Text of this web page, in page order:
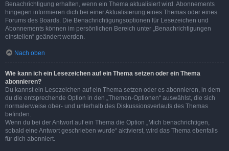
Benachrichtigung erhalten, wenn ein Thema aktualisiert wird. Abonnements
hingegen informieren dich bei einer Aktualisierung eines Themas oder eines
Forums des Boards. Die Benachrichtigungsoptionen für Lesezeichen und
Abonnements können im persönlichen Bereich unter „Benachrichtigungen
einstellen“ geändert werden.
Nach oben
Wie kann ich ein Lesezeichen auf ein Thema setzen oder ein Thema
abonnieren?
Du kannst ein Lesezeichen auf ein Thema setzen oder es abonnieren, in dem
du die entsprechende Option in den „Themen-Optionen“ auswählst, die sich
normalerweise ober- und unterhalb des Diskussionsverlaufs des Themas
befinden.
Wenn du bei der Antwort auf ein Thema die Option „Mich benachrichtigen,
sobald eine Antwort geschrieben wurde“ aktivierst, wird das Thema ebenfalls
für dich abonniert.